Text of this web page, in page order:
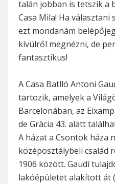
talán jobban is tetszik a
Casa Mila! Ha
ezt mondanám
kívülről megnézni, de
fantasztikus!
A Casa Batlló Antoni
tartozik, amelyek a
Barcelonában, az
de Gràcia 43. alatt
A házat a Csontok háza
középosztálybeli család
1906 között. Gaudí
lakóépületet alakított át